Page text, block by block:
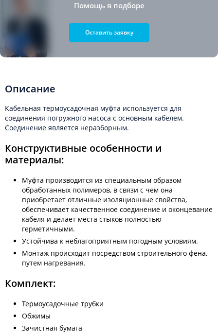
Помощь в подборе
Оставить заявку
Описание
Кабельная термоусадочная муфта используется для
соединения погружного насоса с основным кабелем.
Соединение является неразборным.
Конструктивные особенности и
материалы:
Муфта производится из специальным образом
обработанных полимеров, в связи с чем она
приобретает отличные изоляционные свойства,
обеспечивает качественное соединение и оконцевание
кабеля и делает места стыков полностью
герметичными.
Устойчива к неблагоприятным погодным условиям.
Монтаж происходит посредством строительного фена,
путем нагревания.
Комплект:
Термоусадочные трубки
Обжимы
Зачистная бумага